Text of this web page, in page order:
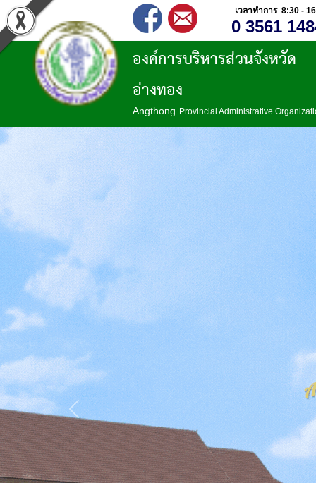
เวลาทำการ 8:30 -
0 3561
องค์การบริหารส่วนจังหวัด
อ่างทอง
Angthong Provincial Administrative
Previous